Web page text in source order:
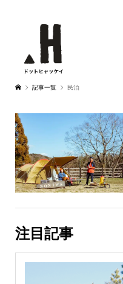
記事一覧 民泊
注目記事